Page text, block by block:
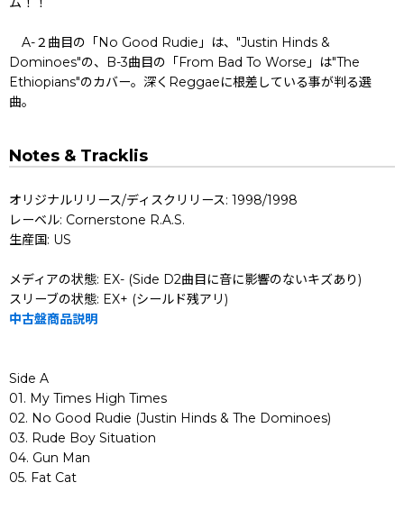
A-２曲目の「No Good Rudie」は、"Justin Hinds &
Dominoes"の、B-3曲目の「From Bad To Worse」は"The
Ethiopians"のカバー。深くReggaeに根差している事が判る選
曲。
Notes & Tracklis
オリジナルリリース/ディスクリリース: 1998/1998
レーベル: Cornerstone R.A.S.
生産国: US
メディアの状態: EX- (Side D2曲目に音に影響のないキズあり)
スリーブの状態: EX+ (シールド残アリ)
中古盤商品説明
Side A
01. My Times High Times
02. No Good Rudie (Justin Hinds & The Dominoes)
03. Rude Boy Situation
04. Gun Man
05. Fat Cat